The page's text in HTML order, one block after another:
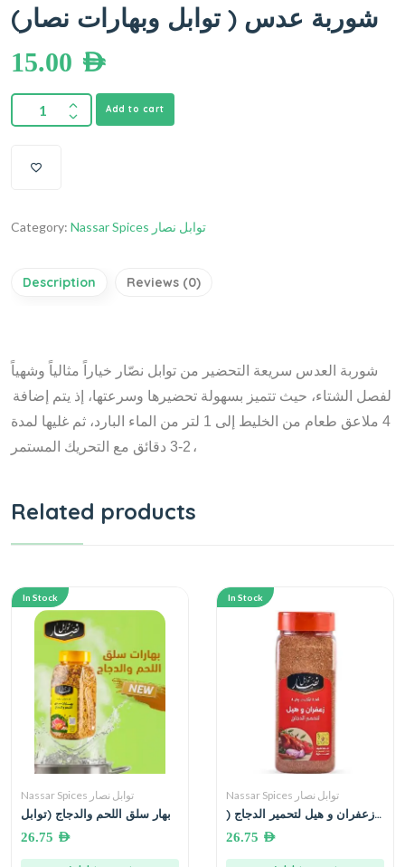
شوربة عدس ( توابل وبهارات نصار)
15.00 AED
Add to cart
Category: Nassar Spices توابل نصار
Description Reviews (0)
شوربة العدس سريعة التحضير من توابل نصّار خياراً مثالياً وشهياً
لفصل الشتاء، حيث تتميز بسهولة تحضيرها وسرعتها، إذ يتم
إضافة
4 ملاعق طعام من الخليط إلى 1 لتر من الماء البارد، ثم غليها لمدة
2-3 دقائق مع التحريك المستمر ،
Related products
In Stock
Nassar Spices توابل نصار
بهار سلق اللحم والدجاج (توابل
26.75 AED
In Stock
Nassar Spices توابل نصار
زعفران و هيل لتحمير الدجاج (
26.75 AED